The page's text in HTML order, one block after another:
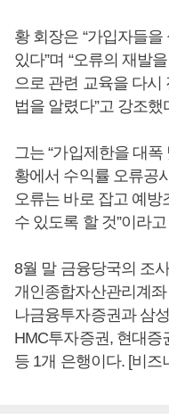
황 회장은 “가입자들
있다”며 “오류의 재발
으로 관련 교육을 다시
법을 알렸다”고 강조했
그는 “가입제한을 대폭
황에서 수익률 오류공
오류는 바로 잡고 예방
수 있도록 할 것”이라
8월 말 금융당국의 조
개인종합자산관리계
나금융투자증권과 삼
HMC투자증권, 현대증
등 1개 은행이다. [비